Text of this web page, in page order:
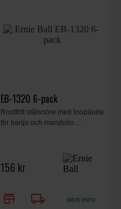
EB-1320 6-pack
Rostfritt stålsnöre med loopände
för banjo och mandolin....
156 kr
store local_shipping MER INFO